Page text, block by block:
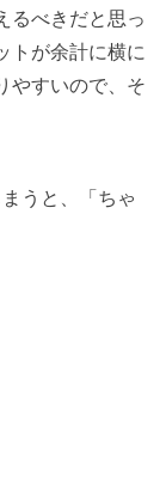
るべきだと思っ
トが余計に横に
やすいので、そ
うと、「ちゃ